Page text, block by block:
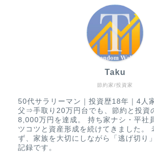
節約家/投資家
Taku
50代サラリーマン｜投資歴18年｜4人
父⇒手取り20万円台でも、節約と投資
8,000万円を達成。 持ち家ナシ・平社
ツコツと資産形成を続けてきました。
ず、家族を大切にしながら「逃げ切り
記録です。